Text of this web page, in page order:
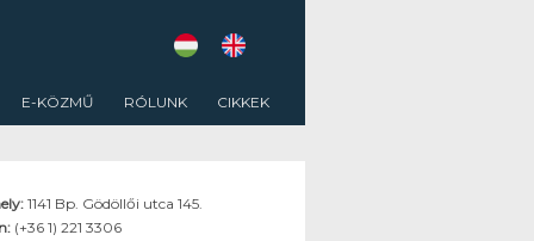
CIKKEK
RÓLUNK
E-KÖZMŰ
1141 Bp. Gödöllői utca 145.
(+36 1) 221 3306